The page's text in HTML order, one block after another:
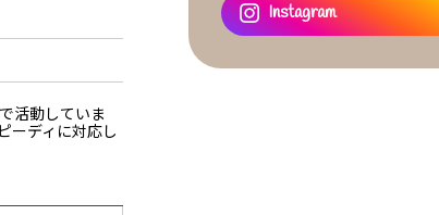
Instagram
活動していま
ーディに対応し